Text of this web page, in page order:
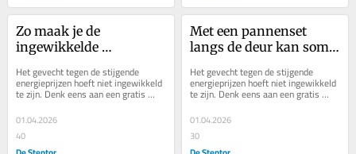
Zo maak je de
ingewikkelde
klap behapbaar
Het gevecht tegen de stijgende
energieprijzen hoeft niet ingewikkeld
te zijn. Denk eens aan een gratis
pannenset, legt een Almeerse
wethouder uit aan...
01.04.2026
40
Met een pannenset
langs de deur kan soms
Het gevecht tegen de stijgende
energieprijzen hoeft niet ingewikkeld
te zijn. Denk eens aan een gratis
pannenset, legt een Almeerse
wethouder uit aan...
01.04.2026
30